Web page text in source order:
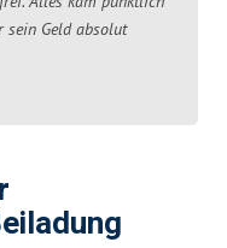
Geld absolut